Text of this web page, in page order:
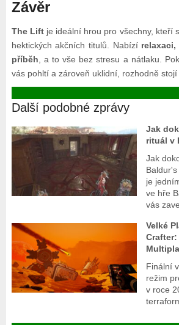
Závěr
The Liftje ideální hrou pro všechny, kteří
hektických akčních titulů. Nabízí
příběh , a to vše bez stresu a nátlaku.
vás pohltí a zároveň uklidní, rozhodně stojí
Další podobné zprávy
Jak
rituál v
Jak
je
ve hře
vás
Velké
Crafter:
Finální
režim
v roce